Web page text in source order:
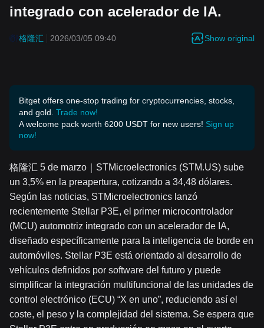
integrado con acelerador de IA.
格隆汇 2026/03/05 09:40 Show original
Bitget offers one-stop trading for cryptocurrencies, stocks,
and gold. Trade now!
A welcome pack worth 6200 USDT for new users! Sign up
now!
格隆汇 5 de marzo｜STMicroelectronics (STM.US) sube
un 3,5% en la preapertura, cotizando a 34,48 dólares.
Según las noticias, STMicroelectronics lanzó
recientemente Stellar P3E, el primer microcontrolador
(MCU) automotriz integrado con un acelerador de IA,
diseñado específicamente para la inteligencia de borde en
automóviles. Stellar P3E está orientado al desarrollo de
vehículos definidos por software del futuro y puede
simplificar la integración multifuncional de las unidades de
control electrónico (ECU) “X en uno”, reduciendo así el
coste, el peso y la complejidad del sistema. Se espera que